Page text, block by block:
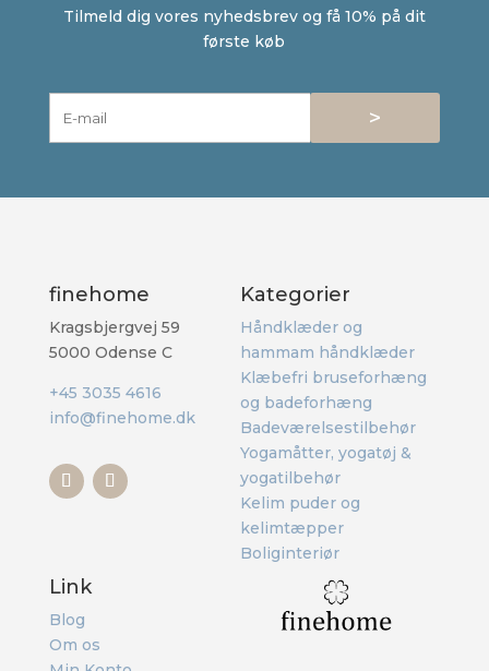
Tilmeld dig vores nyhedsbrev og få 10% på dit
første køb
>
finehome
Kragsbjergvej 59
5000 Odense C
+45 3035 4616
info@finehome.dk
Kategorier
Håndklæder og
hammam håndklæder
Klæbefri bruseforhæng
og badeforhæng
Badeværelsestilbehør
Yogamåtter, yogatøj &
yogatilbehør
Kelim puder og
kelimtæpper
Boliginteriør
Link
Blog
Om os